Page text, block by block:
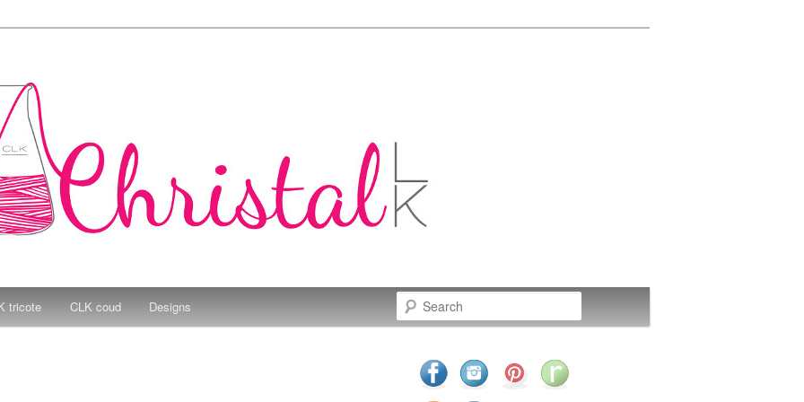
tricote CLK coud Designs